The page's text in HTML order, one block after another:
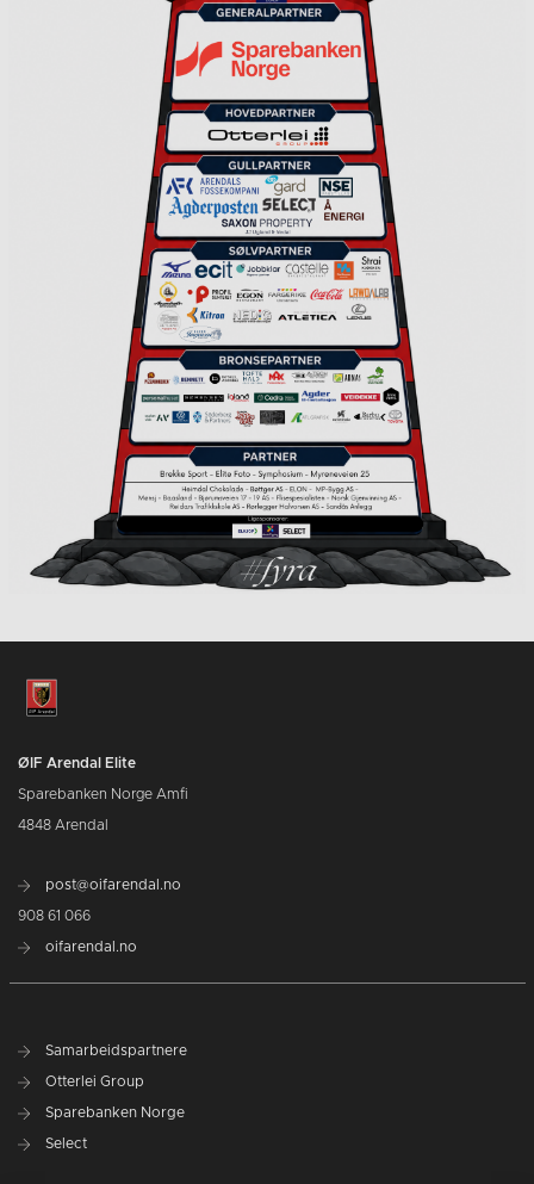
ØIF Arendal Elite
Sparebanken Norge Amfi
4848 Arendal
post@oifarendal.no
908 61 066
oifarendal.no
Samarbeidspartnere
Otterlei Group
Sparebanken Norge
Select